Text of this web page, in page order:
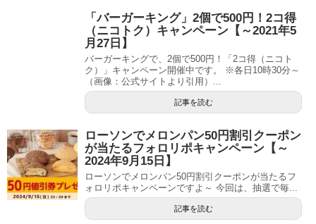
「バーガーキング」2個で500円！2コ得
（ニコトク）キャンペーン【～2021年5
月27日】
バーガーキングで、2個で500円！「2コ得（ニコト
ク）」キャンペーン開催中です。 ※各日10時30分～
（画像：公式サイトより引用）...
記事を読む
ローソンでメロンパン50円割引クーポン
が当たるフォロリポキャンペーン【～
2024年9月15日】
ローソンでメロンパン50円割引クーポンが当たるフ
ォロリポキャンペーンですよ～ 今回は、抽選で毎...
記事を読む